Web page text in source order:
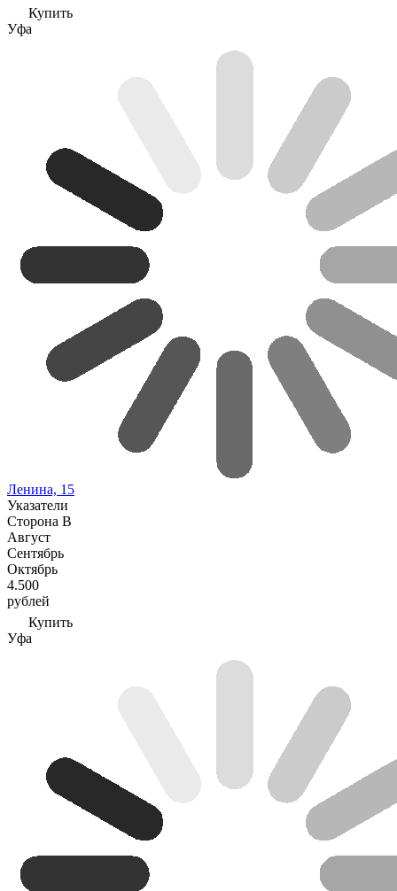
Купить
Уфа
Ленина, 15
Указатели
Сторона В
Август
Сентябрь
Октябрь
4.500
рублей
Купить
Уфа